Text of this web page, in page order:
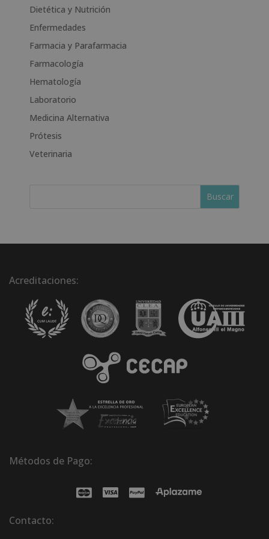
i
v
e
Dietética y Nutrición
Enfermedades
Farmacia y Parafarmacia
Farmacología
Hematología
Laboratorio
Medicina Alternativa
Prótesis
Veterinaria
Acreditaciones:
Métodos de Pago:
Contacto: